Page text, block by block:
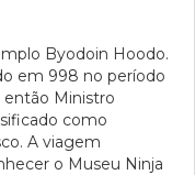
Byodoin Hoodo.
em 998 no período
então Ministro
como
A viagem
o Museu Ninja